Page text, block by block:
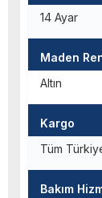
14 Ayar
Maden
Altın
Kargo
Tüm
Bakım